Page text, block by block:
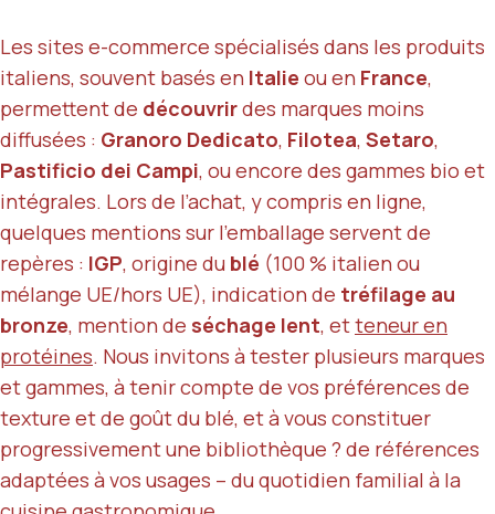
Les sites e-commerce spécialisés dans les produits
italiens, souvent basés en Italie ou en France,
permettent de découvrirdes marques moins
diffusées : Granoro Dedicato, Filotea, Setaro,
Pastificio dei Campi, ou encore des gammes bio et
intégrales. Lors de l’achat, y compris en ligne,
quelques mentions sur l’emballage servent de
repères : IGP, origine du blé (100 % italien ou
mélange UE/hors UE), indication de tréfilage au
bronze, mention de séchage lent, etteneur en
protéines. Nous invitons à tester plusieurs marques
et gammes, à tenir compte de vos préférences de
texture et de goût du blé, et à vous constituer
progressivement une bibliothèque ? de références
adaptées à vos usages – du quotidien familial à la